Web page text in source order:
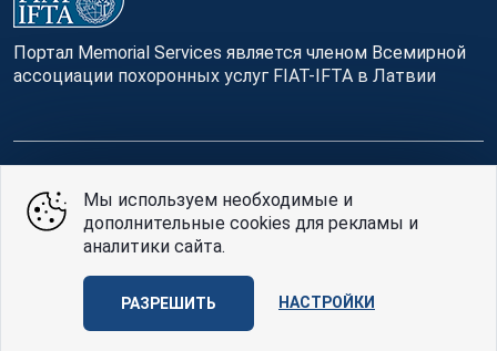
Портал Memorial Services является членом Всемирной
ассоциации похоронных услуг FIAT-IFTA в Латвии
© Memorial Services, 2016 — 2026 pr3-g
Политике конфиденциальностииусловия
использования
AABB TEAM
Мы используем необходимые и
дополнительные cookies для рекламы и
аналитики сайта.
РАЗРЕШИТЬ НАСТРОЙКИ